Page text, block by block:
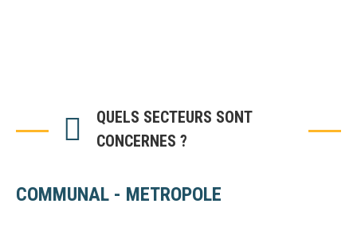
QUELS SECTEURS SONT
CONCERNES ?
COMMUNAL - METROPOLE